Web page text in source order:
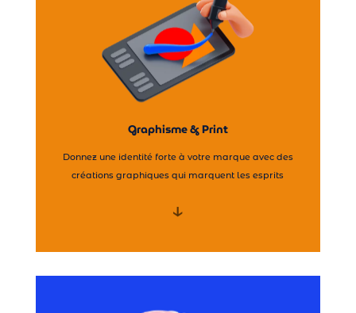
Graphisme & Print
Donnez une identité forte à votre marque avec des
créations graphiques qui marquent les esprits
↓
Graphisme & Print
Logo & Charte graphique →
Graphisme Print & Web →
Goodies & Objets Publicitaires →